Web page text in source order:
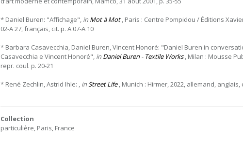
* Daniel Buren: "Affichage", in Mot à Mot, Paris : Centre Pompidou / Éditions
02-A 27, français, cit. p. A 07-A 10
* Barbara Casavecchia, Daniel Buren, Vincent Honoré: "Daniel Buren in
Casavecchia e Vincent Honoré", in Daniel Buren - Textile Works, Milan : Mousse
repr. coul. p. 20-21
* René Zechlin, Astrid Ihle: , inStreet Life, Munich : Hirmer, 2022, allemand,
Collection
particulière, Paris, France